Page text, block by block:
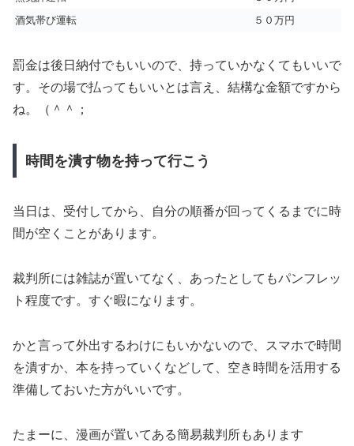
酒気帯び運転
５０万円
罰金は後日納付でもいいので、持っていかなくてもいいで
す。その場で払ってもいいとは言え、結構な金額ですから
ね。（＾＾；
時間を潰す物を持って行こう
当日は、受付してから、自分の順番が回ってくるまでに時
間が空くことがあります。
裁判所には雑誌が置いてなく、あったとしてもパンフレッ
ト程度です。すぐ暇になります。
かと言って外出するわけにもいかないので、スマホで時間
を潰すか、本を持っていくなどして、空き時間を活用する
準備しておいた方がいいです。
たまーに、漫画が置いてある簡易裁判所もあります